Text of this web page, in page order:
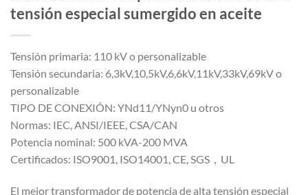
tensión especial sumergido en aceite
Tensión primaria: 110 kV o personalizable
Tensión secundaria: 6,3kV,10,5kV,6,6kV,11kV,33kV,69kV o
personalizable
TIPO DE CONEXIÓN: YNd11/YNyn0 u otros
Normas: IEC, ANSI/IEEE, CSA/CAN
Potencia nominal: 500 kVA-200 MVA
Certificados: ISO9001, ISO14001, CE, SGS，UL
El mejor transformador de potencia de alta tensión especial